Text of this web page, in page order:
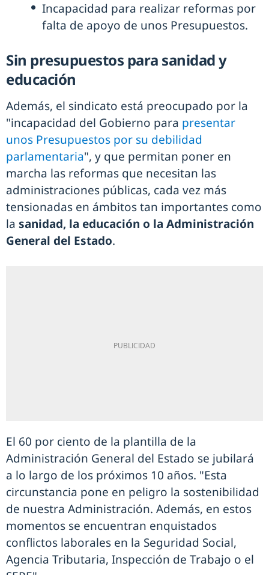
Incapacidad para realizar reformas por
falta de apoyo de unos Presupuestos.
Sin presupuestos para sanidad y
educación
Además, el sindicato está preocupado por la
"incapacidad del Gobierno para presentar
unos Presupuestos por su debilidad
parlamentaria", y que permitan poner en
marcha las reformas que necesitan las
administraciones públicas, cada vez más
tensionadas en ámbitos tan importantes como
la sanidad, la educación o la Administración
General del Estado.
El 60 por ciento de la plantilla de la
Administración General del Estado se jubilará
a lo largo de los próximos 10 años. "Esta
circunstancia pone en peligro la sostenibilidad
de nuestra Administración. Además, en estos
momentos se encuentran enquistados
conflictos laborales en la Seguridad Social,
Agencia Tributaria, Inspección de Trabajo o el